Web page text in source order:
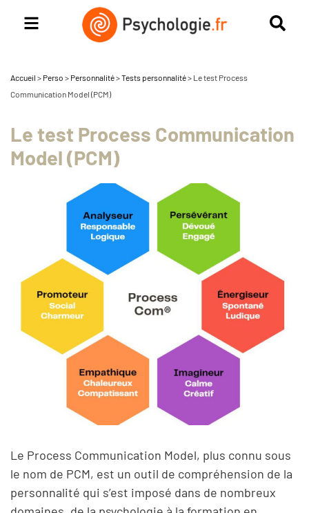
Accueil > Perso > Personnalité>Tests personnalité> Le test Process
Communication Model (PCM)
Le test Process Communication
Model (PCM)
Le Process Communication Model, plus connu sous
le nom de PCM, est un outil de compréhension de la
personnalité qui s’est imposé dans de nombreux